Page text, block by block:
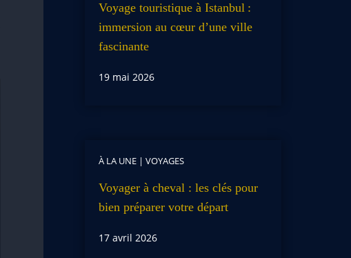
Voyage touristique à Istanbul :
immersion au cœur d’une ville
fascinante
19 mai 2026
À LA UNE| VOYAGES
Voyager à cheval : les clés pour
bien préparer votre départ
17 avril 2026